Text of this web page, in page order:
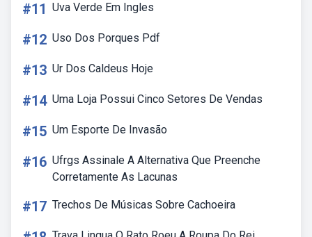
#11 Uva Verde Em Ingles
#12 Uso Dos Porques Pdf
#13 Ur Dos Caldeus Hoje
#14 Uma Loja Possui Cinco Setores De Vendas
#15 Um Esporte De Invasão
#16 Ufrgs Assinale A Alternativa Que Preenche
Corretamente As Lacunas
#17 Trechos De Músicas Sobre Cachoeira